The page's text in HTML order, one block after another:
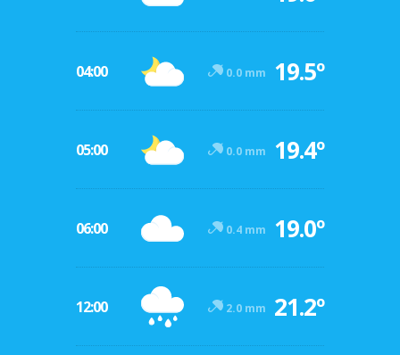
04:00 0.0 mm 19.5º
05:00 0.0 mm 19.4º
06:00 0.4 mm 19.0º
12:00 2.0 mm 21.2º